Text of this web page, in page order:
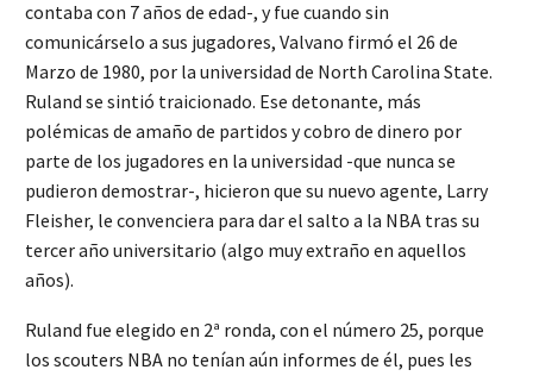
contaba con 7 años de edad-, y fue cuando sin
comunicárselo a sus jugadores, Valvano firmó el 26 de
Marzo de 1980, por la universidad de North Carolina State.
Ruland se sintió traicionado. Ese detonante, más
polémicas de amaño de partidos y cobro de dinero por
parte de los jugadores en la universidad -que nunca se
pudieron demostrar-, hicieron que su nuevo agente, Larry
Fleisher, le convenciera para dar el salto a la NBA tras su
tercer año universitario (algo muy extraño en aquellos
años).
Ruland fue elegido en 2ª ronda, con el número 25, porque
los scouters NBA no tenían aún informes de él, pues les